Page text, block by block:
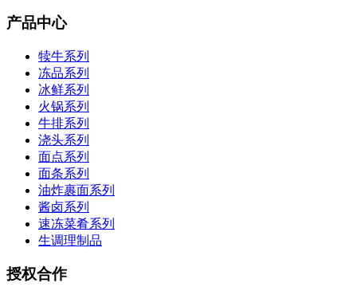
产品中心
犊牛系列
冻品系列
冰鲜系列
火锅系列
牛排系列
浇头系列
面点系列
面条系列
油炸裹面系列
酱卤系列
速冻菜肴系列
生调理制品
授权合作